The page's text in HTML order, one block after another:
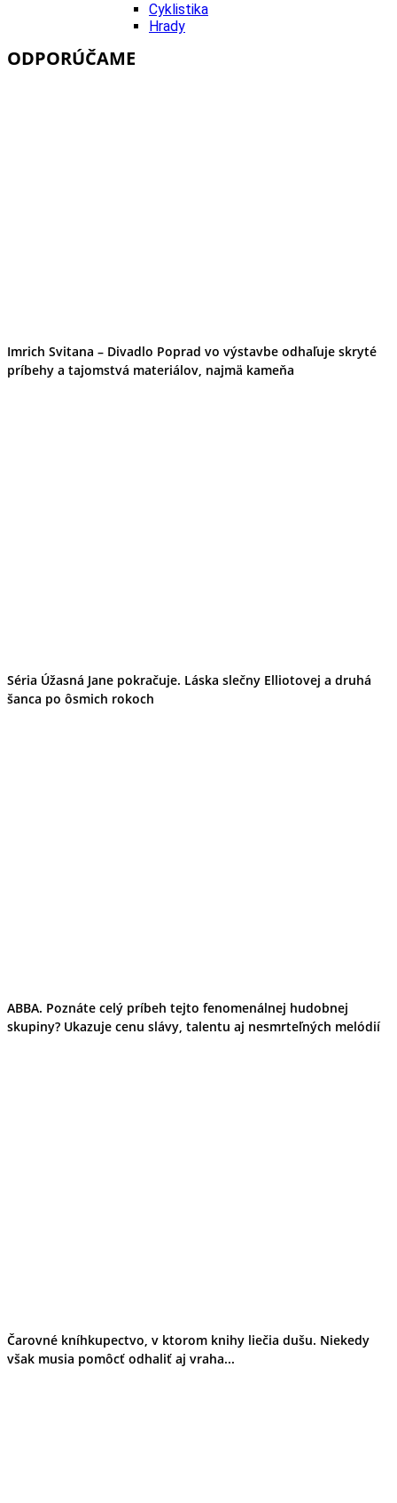
Cyklistika
Hrady
Turistika
Cyklistika
ODPORÚČAME
Imrich Svitana – Divadlo Poprad vo výstavbe odhaľuje skryté
príbehy a tajomstvá materiálov, najmä kameňa
Séria Úžasná Jane pokračuje. Láska slečny Elliotovej a druhá
šanca po ôsmich rokoch
ABBA. Poznáte celý príbeh tejto fenomenálnej hudobnej
skupiny? Ukazuje cenu slávy, talentu aj nesmrteľných melódií
Čarovné kníhkupectvo, v ktorom knihy liečia dušu. Niekedy
však musia pomôcť odhaliť aj vraha...